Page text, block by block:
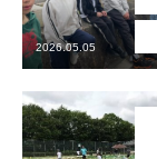
2026.05.05